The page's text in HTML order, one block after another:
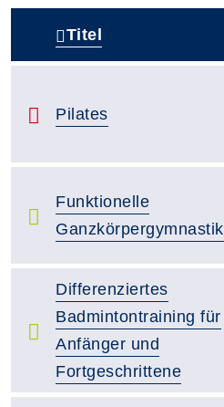
Titel
Pilates
Funktionelle
Ganzkörpergymnastik
Differenziertes
Badmintontraining für
Anfänger und
Fortgeschrittene